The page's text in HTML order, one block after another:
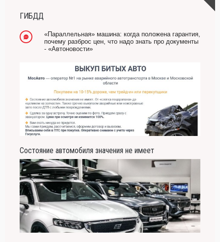
-- Лучшее, что можно сделать с хорошим советом, это пропустить его мимо ушей.
Он никогда не бывает полезен никому, кроме того, кто его дал.
ГИБДД
«Параллельная» машина: когда положена гарантия,
почему разброс цен, что надо знать про документы
- «Автоновости»
Состояние автомобиля значения не имеет